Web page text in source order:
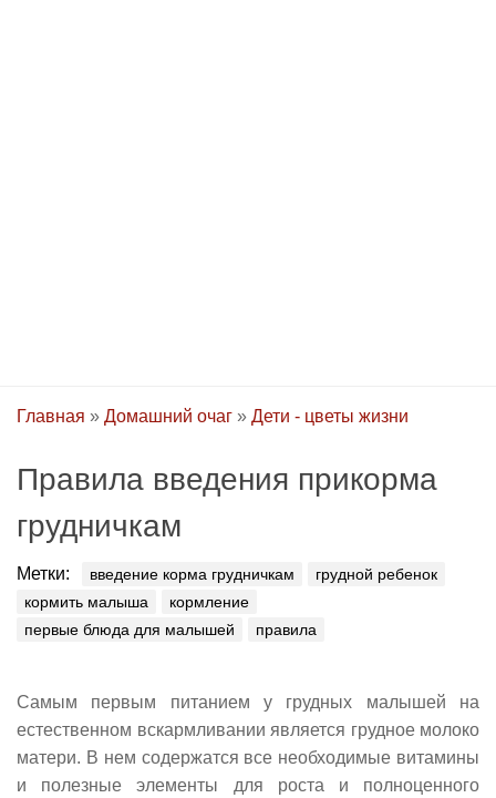
Главная » Домашний очаг » Дети - цветы жизни
Правила введения прикорма
грудничкам
Метки: введение корма грудничкам
грудной ребенок
кормить малыша
кормление
первые блюда для малышей
правила
Самым первым питанием у грудных малышей на
естественном вскармливании является грудное молоко
матери. В нем содержатся все необходимые витамины
и полезные элементы для роста и полноценного